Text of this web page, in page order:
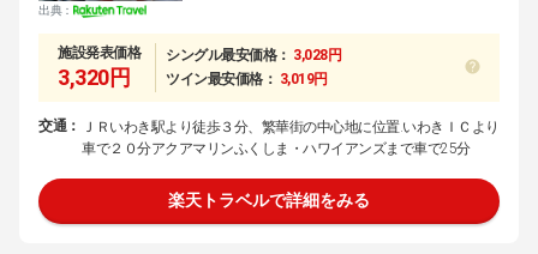
出典：
施設発表価格
3,320円
シングル最安価格： 3,028円
ツイン最安価格： 3,019円
交通：
ＪＲいわき駅より徒歩３分、繁華街の中心地に位置.いわきＩＣより
車で２０分アクアマリンふくしま・ハワイアンズまで車で25分
楽天トラベルで詳細をみる